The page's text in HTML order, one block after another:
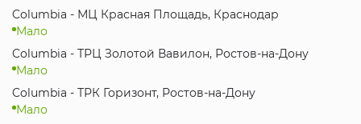
Columbia - МЦ Красная Площадь, Краснодар
Мало
Columbia - ТРЦ Золотой Вавилон, Ростов-на-Дону
Мало
Columbia - ТРК Горизонт, Ростов-на-Дону
Мало